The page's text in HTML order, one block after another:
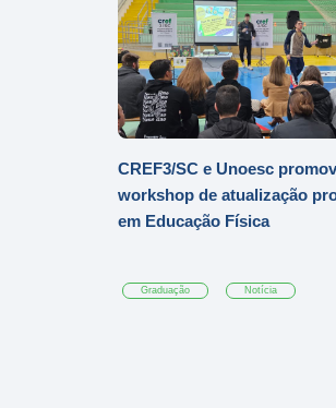
CREF3/SC e Unoesc
workshop de atualização
em Educação Física
Graduação Notícia